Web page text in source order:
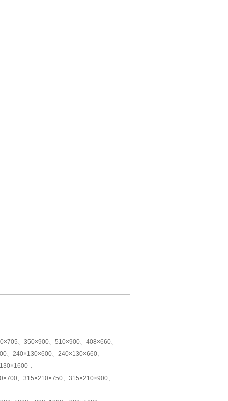
、350×900、510×900、408×660、
、240×130×600、240×130×660、
，
、315×210×750、315×210×900、